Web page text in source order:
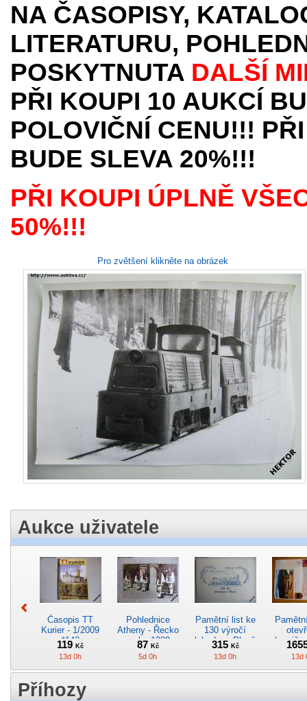
NA ČASOPISY,
LITERATURU,
POSKYTNUTA DALŠÍ
PŘI KOUPI 10 AUKCÍ
POLOVIČNÍ CENU!!!
BUDE SLEVA 20%!!!
PŘI KOUPI ÚPLNĚ
50%!!!
Pro zvětšení klikněte na obrázek
Aukce uživatele
Časopis TT
Kurier - 1/2009
*142
119Kč
13d 0h
Pohlednice
Atheny - Řecko
z roku 1989.
Nová nepoužitá
*5019
87 Kč
5d 0h
Pamětní list ke
130 výročí
lokodepa Plzeň
*2963
315 Kč
13d 0h 13d
Příhozy